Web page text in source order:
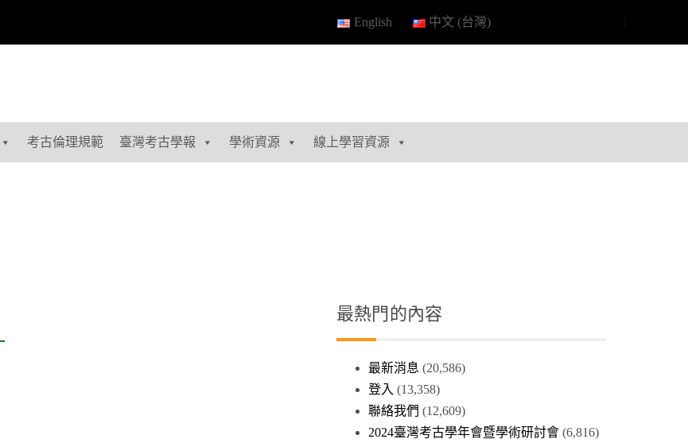
English 中文 (台灣)
考古倫理規範 臺灣考古學報 學術資源 線上學習資源
最熱門的內容
最新消息 (20,586)
登入 (13,358)
聯絡我們 (12,609)
2024臺灣考古學年會暨學術研討會 (6,816)